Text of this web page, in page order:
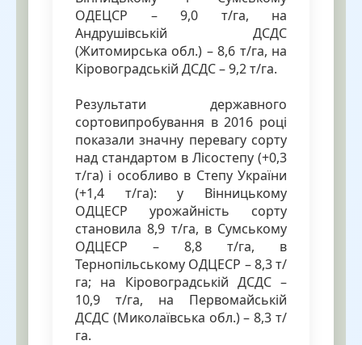
ОДЕЦСР – 9,0 т/га, на
Андрушівській ДСДС
(Житомирська обл.) – 8,6 т/га, на
Кіровоградській ДСДС – 9,2 т/га.
Результати державного
сортовипробування в 2016 році
показали значну перевагу сорту
над стандартом в Лісостепу (+0,3
т/га) і особливо в Степу України
(+1,4 т/га): у Вінницькому
ОДЦЕСР урожайність сорту
становила 8,9 т/га, в Сумському
ОДЦЕСР – 8,8 т/га, в
Тернопільському ОДЦЕСР – 8,3 т/
га; на Кіровоградській ДСДС –
10,9 т/га, на Первомайській
ДСДС (Миколаївська обл.) – 8,3 т/
га.